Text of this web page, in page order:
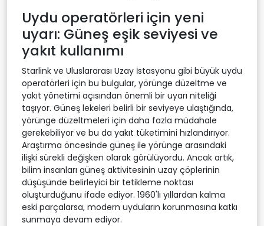
Uydu operatörleri için yeni
uyarı: Güneş eşik seviyesi ve
yakıt kullanımı
Starlink ve Uluslararası Uzay İstasyonu gibi büyük uydu
operatörleri için bu bulgular, yörünge düzeltme ve
yakıt yönetimi açısından önemli bir uyarı niteliği
taşıyor. Güneş lekeleri belirli bir seviyeye ulaştığında,
yörünge düzeltmeleri için daha fazla müdahale
gerekebiliyor ve bu da yakıt tüketimini hızlandırıyor.
Araştırma öncesinde güneş ile yörünge arasındaki
ilişki sürekli değişken olarak görülüyordu. Ancak artık,
bilim insanları güneş aktivitesinin uzay çöplerinin
düşüşünde belirleyici bir tetikleme noktası
oluşturduğunu ifade ediyor. 1960'lı yıllardan kalma
eski parçalarsa, modern uyduların korunmasına katkı
sunmaya devam ediyor.